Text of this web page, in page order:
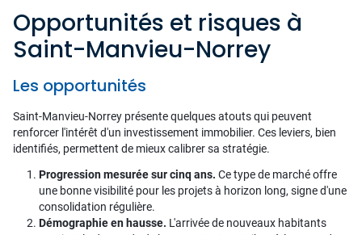
Opportunités et risques à
Saint-Manvieu-Norrey
Les opportunités
Saint-Manvieu-Norrey présente quelques atouts qui peuvent
renforcer l'intérêt d'un investissement immobilier. Ces leviers, bien
identifiés, permettent de mieux calibrer sa stratégie.
Progression mesurée sur cinq ans. Ce type de marché offre
une bonne visibilité pour les projets à horizon long, signe d'une
consolidation régulière.
Démographie en hausse. L'arrivée de nouveaux habitants